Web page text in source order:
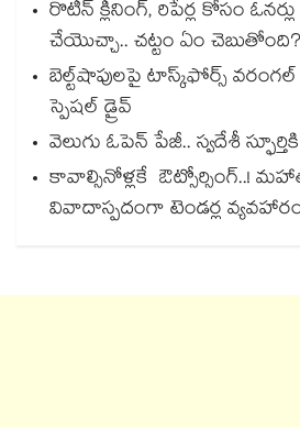
రొటీన్ క్లీనింగ్, రిపేర్ల కోసం
చేయెుచ్చా.. చట్టం ఏం చెబుతోంది?
బెల్ట్‌‌‌‌‌‌‌‌‌‌‌‌‌‌‌‌‌‌‌‌‌‌‌‌‌‌‌‌‌‌‌‌షాపులపై టాస్క్‌‌‌‌‌‌‌‌‌‌‌‌‌‌‌‌‌‌‌‌‌‌‌‌‌‌‌‌‌‌‌‌ఫోర్స్
స్పెషల్ డ్రైవ్‌‌‌‌‌‌‌‌‌‌‌‌‌‌‌‌‌‌‌‌‌‌‌‌‌‌‌‌‌‌‌‌
వెలుగు ఓపెన్ పేజీ.. స్వదేశీ
కావాల్సినోళ్లకే ఔట్సోర్సింగ్..!
వివాదాస్పదంగా టెండర్ల